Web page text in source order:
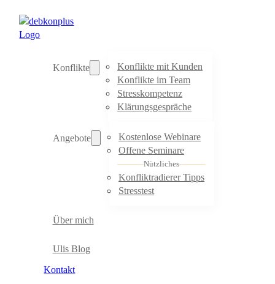
Konflikte
Konflikte mit Kunden
Konflikte im Team
Stresskompetenz
Klärungsgespräche
Angebote
Kostenlose Webinare
Offene Seminare
Nützliches
Konfliktradierer Tipps
Stresstest
Über mich
Ulis Blog
Kontakt